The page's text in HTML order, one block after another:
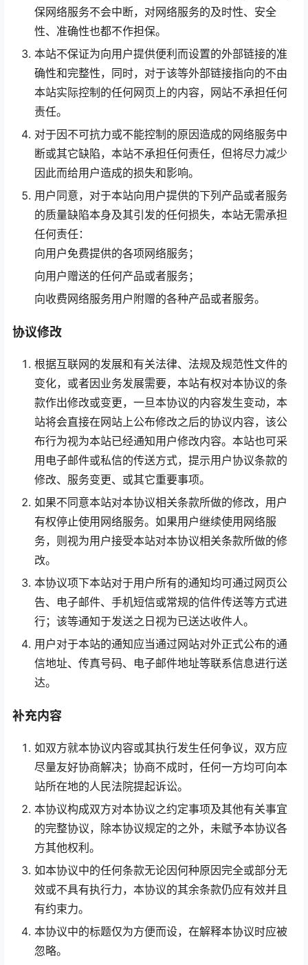
保网络服务不会中断，对网络服务的及时性、安全
性、准确性也都不作担保。
本站不保证为向用户提供便利而设置的外部链接的准
确性和完整性，同时，对于该等外部链接指向的不由
本站实际控制的任何网页上的内容，网站不承担任何
责任。
对于因不可抗力或不能控制的原因造成的网络服务中
断或其它缺陷，本站不承担任何责任，但将尽力减少
因此而给用户造成的损失和影响。
用户同意，对于本站向用户提供的下列产品或者服务
的质量缺陷本身及其引发的任何损失，本站无需承担
任何责任：
向用户免费提供的各项网络服务；
向用户赠送的任何产品或者服务；
向收费网络服务用户附赠的各种产品或者服务。
协议修改
根据互联网的发展和有关法律、法规及规范性文件的
变化，或者因业务发展需要，本站有权对本协议的条
款作出修改或变更，一旦本协议的内容发生变动，本
站将会直接在网站上公布修改之后的协议内容，该公
布行为视为本站已经通知用户修改内容。本站也可采
用电子邮件或私信的传送方式，提示用户协议条款的
修改、服务变更、或其它重要事项。
如果不同意本站对本协议相关条款所做的修改，用户
有权停止使用网络服务。如果用户继续使用网络服
务，则视为用户接受本站对本协议相关条款所做的修
改。
本协议项下本站对于用户所有的通知均可通过网页公
告、电子邮件、手机短信或常规的信件传送等方式进
行；该等通知于发送之日视为已送达收件人。
用户对于本站的通知应当通过网站对外正式公布的通
信地址、传真号码、电子邮件地址等联系信息进行送
达。
补充内容
如双方就本协议内容或其执行发生任何争议，双方应
尽量友好协商解决；协商不成时，任何一方均可向本
站所在地的人民法院提起诉讼。
本协议构成双方对本协议之约定事项及其他有关事宜
的完整协议，除本协议规定的之外，未赋予本协议各
方其他权利。
如本协议中的任何条款无论因何种原因完全或部分无
效或不具有执行力，本协议的其余条款仍应有效并且
有约束力。
本协议中的标题仅为方便而设，在解释本协议时应被
忽略。